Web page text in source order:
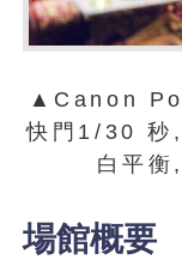
▲Canon
快門1/30 秒
白平
場館概要